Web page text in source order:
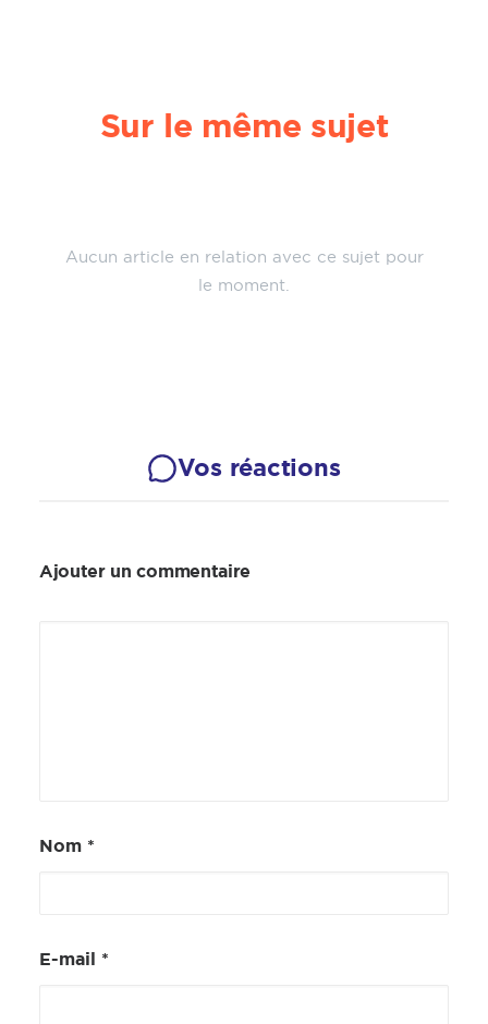
Sur le même sujet
Aucun article en relation avec ce sujet pour
le moment.
Vos réactions
Ajouter un commentaire
Nom *
E-mail *